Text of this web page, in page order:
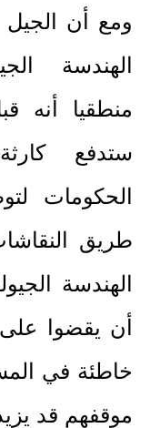
ومع أن
الهندسة
منطقيا أنه
ستدفع
الحكومات
طريق
الهندسة
أن يقضوا
خاطئة في
موقفهم قد